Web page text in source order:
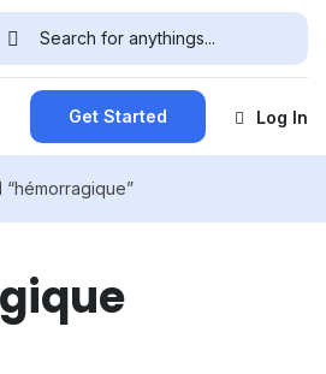
Get Started Log In